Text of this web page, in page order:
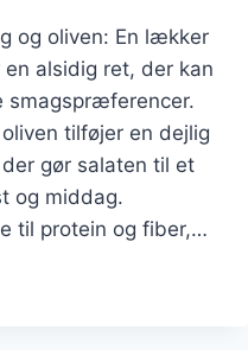
og oliven: En lækker
alsidig ret, der kan
smagspræferencer.
tilføjer en dejlig
gør salaten til et
og middag.
til protein og fiber,…